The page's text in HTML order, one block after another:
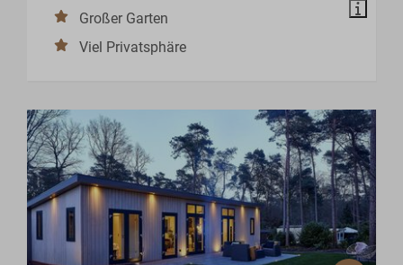
Großer Garten
Viel Privatsphäre